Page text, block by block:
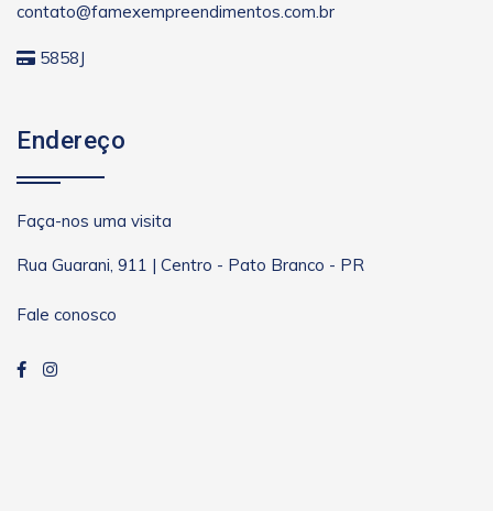
contato@famexempreendimentos.com.br
5858J
Endereço
Faça-nos uma visita
Rua Guarani, 911 | Centro - Pato Branco - PR
Fale conosco